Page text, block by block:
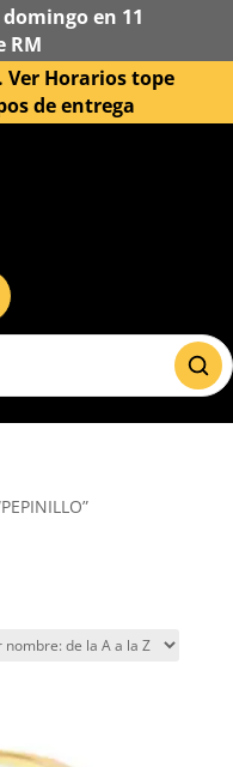
en 11
RM
Ver Horarios tope
de entrega